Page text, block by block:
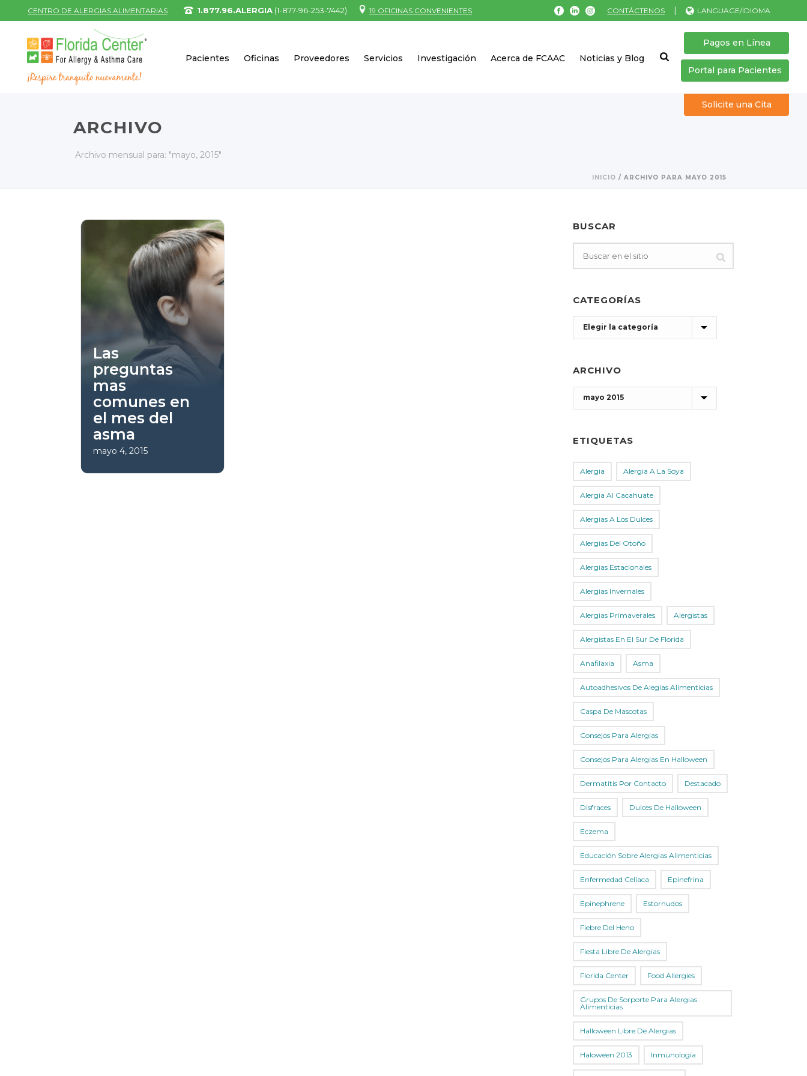
CENTRO DE ALERGIAS ALIMENTARIAS 1.877.96.ALERGIA (1-877-96-253-7442) LANGUAGE/IDIOMA
CONTÁCTENOS |
19 OFICINAS CONVENIENTES
Portal para Pacientes
Pagos en Línea
Solicite una Cita
Pacientes Oficinas Proveedores Servicios Investigación Acerca de FCAAC Noticias y Blog
ARCHIVO
Archivo mensual para: "mayo, 2015"
INICIO / ARCHIVO PARA MAYO 2015
Las
preguntas
mas
comunes en
el mes del
asma
mayo 4, 2015
BUSCAR
CATEGORÍAS
Categorías
ARCHIVO
Archivo
ETIQUETAS
Alergia Alergia A La Soya
Alergia Al Cacahuate
Alergias A Los Dulces
Alergias Del Otoño
Alergias Estacionales
Alergias Invernales
Alergias Primaverales Alergistas
Alergistas En El Sur De Florida
Anafilaxia Asma
Autoadhesivos De Alegias Alimenticias
Caspa De Mascotas
Consejos Para Alergias
Consejos Para Alergias En Halloween
Dermatitis Por Contacto Destacado
Disfraces Dulces De Halloween
Eczema
Educación Sobre Alergias Alimenticias
Enfermedad Celíaca Epinefrina
Epinephrene Estornudos
Fiebre Del Heno
Fiesta Libre De Alergias
Florida Center Food Allergies
Grupos De Sorporte Para Alergias
Alimenticias
Halloween Libre De Alergias
Haloween 2013 Inmunología